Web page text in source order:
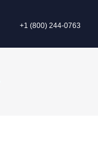
+1 (800) 244-0763